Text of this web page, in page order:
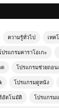
ความรู้ทั่วไป เทค
ปรแกรมคาราโอเกะ
ด โปรแกรมช่วยถอน
โปรแกรมดูหนัง
อัตโนมัติ โปรแกรม